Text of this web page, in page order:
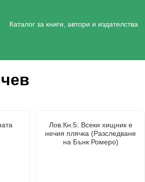
Каталог за книги, автори и издателства
Лов.Кн.5: Всеки хищник е
нечия плячка (Разследване
на Бънк Ромеро)